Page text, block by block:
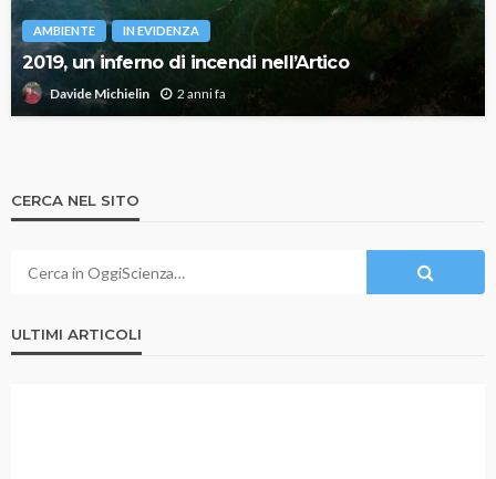
AMBIENTE IN EVIDENZA
2019, un inferno di incendi nell’Artico
Davide Michielin 2 anni fa
CERCA NEL SITO
ULTIMI ARTICOLI